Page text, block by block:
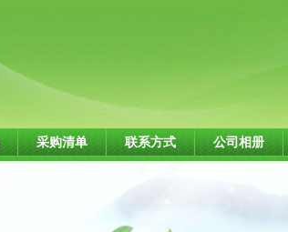
采购清单 联系方式 公司相册